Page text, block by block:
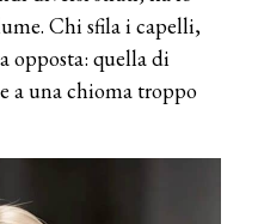
Chi sfila i capelli,
opposta: quella di
a una chioma troppo